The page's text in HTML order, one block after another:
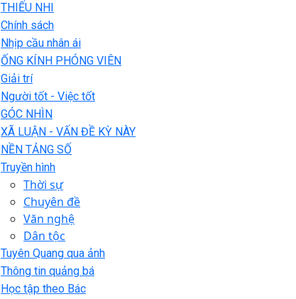
THIẾU NHI
Chính sách
Nhịp cầu nhân ái
ỐNG KÍNH PHÓNG VIÊN
Giải trí
Người tốt - Việc tốt
GÓC NHÌN
XÃ LUẬN - VẤN ĐỀ KỲ NÀY
NỀN TẢNG SỐ
Truyền hình
Thời sự
Chuyên đề
Văn nghệ
Dân tộc
Tuyên Quang qua ảnh
Thông tin quảng bá
Học tập theo Bác